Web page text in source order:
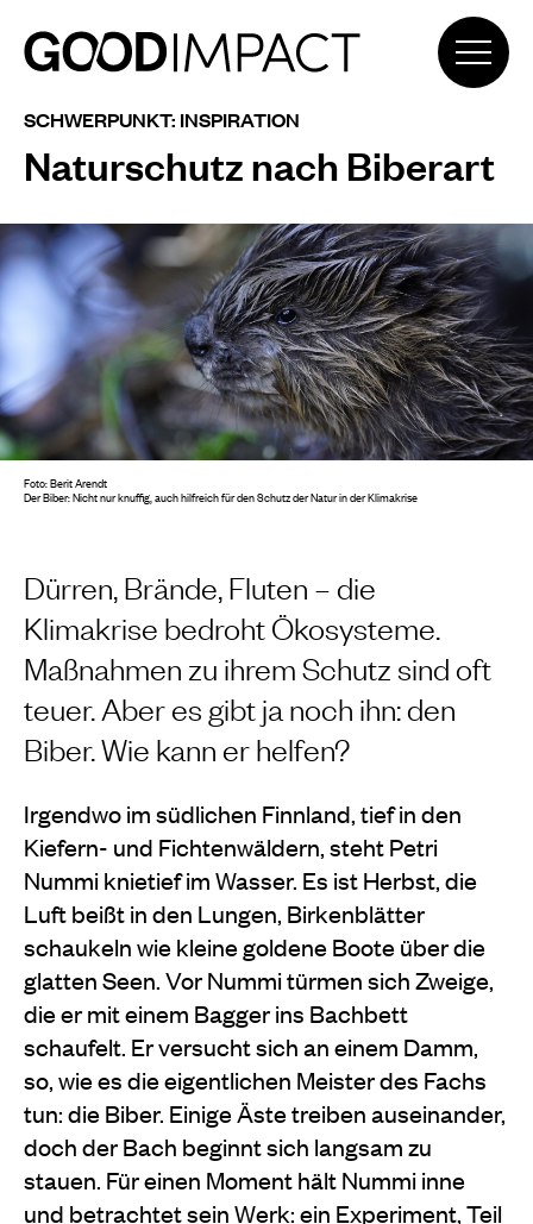
SCHWERPUNKT: INSPIRATION
Naturschutz nach Biberart
Dürren, Brände, Fluten – die
Klimakrise bedroht Ökosysteme.
Maßnahmen zu ihrem Schutz sind oft
teuer. Aber es gibt ja noch ihn: den
Biber. Wie kann er helfen?
Irgendwo im südlichen Finnland, tief in den
Kiefern- und Fichtenwäldern, steht Petri
Nummi knietief im Wasser. Es ist Herbst, die
Luft beißt in den Lungen, Birkenblätter
schaukeln wie kleine goldene Boote über die
glatten Seen. Vor Nummi türmen sich Zweige,
die er mit einem Bagger ins Bachbett
schaufelt. Er versucht sich an einem Damm,
so, wie es die eigentlichen Meister des Fachs
tun: die Biber. Einige Äste treiben auseinander,
doch der Bach beginnt sich langsam zu
stauen. Für einen Moment hält Nummi inne
und betrachtet sein Werk: ein Experiment, Teil
Foto: Berit Arendt
Der Biber: Nicht nur knuffig, auch hilfreich für den Schutz der Natur in der Klimakrise